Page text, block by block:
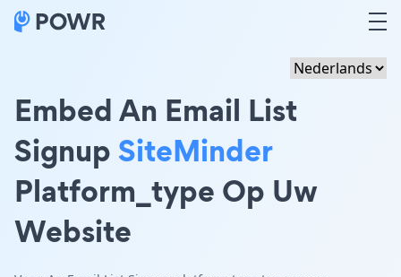
Embed An Email List
SignupSiteMinder
Platform_type Op Uw
Website